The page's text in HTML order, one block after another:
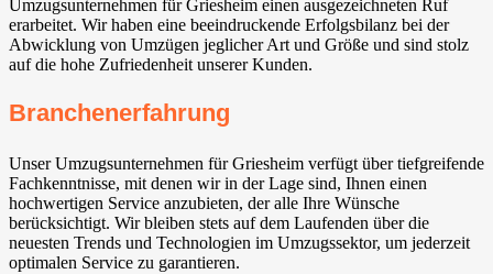
Umzugsunternehmen für Griesheim einen ausgezeichneten Ruf
erarbeitet. Wir haben eine beeindruckende Erfolgsbilanz bei der
Abwicklung von Umzügen jeglicher Art und Größe und sind stolz
auf die hohe Zufriedenheit unserer Kunden.
Branchenerfahrung
Unser Umzugsunternehmen für Griesheim verfügt über tiefgreifende
Fachkenntnisse, mit denen wir in der Lage sind, Ihnen einen
hochwertigen Service anzubieten, der alle Ihre Wünsche
berücksichtigt. Wir bleiben stets auf dem Laufenden über die
neuesten Trends und Technologien im Umzugssektor, um jederzeit
optimalen Service zu garantieren.